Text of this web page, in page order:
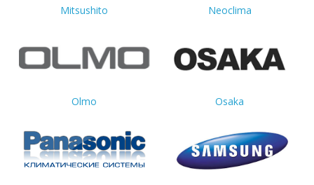
Mitsushito Neoclima
Olmo Osaka